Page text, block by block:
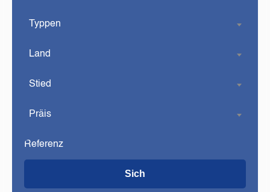
Typpen
Land
Stied
Präis
Sich